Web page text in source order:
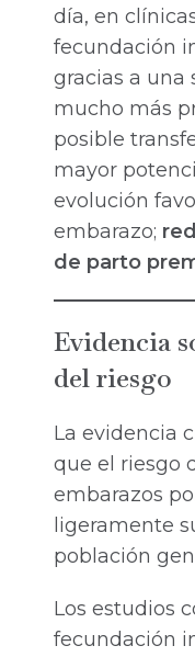
día, en
fecundación
gracias a una
mucho más
posible
mayor
evolución
embarazo;
de parto
Evidencia
del riesgo
La evidencia
que el riesgo
embarazos
ligeramente
población
Los estudios
fecundación